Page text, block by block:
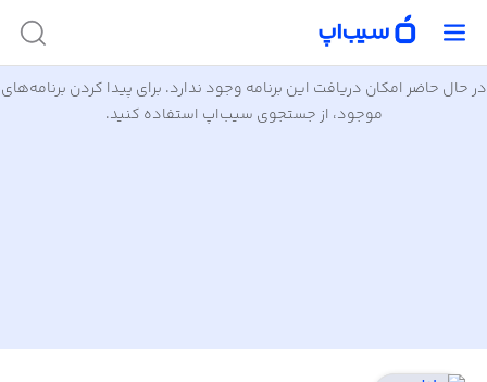
در حال حاضر امکان دریافت این برنامه وجود ندارد. برای پیدا کردن برنامه‌های
موجود، از جستجوی سیب‌اپ استفاده کنید.